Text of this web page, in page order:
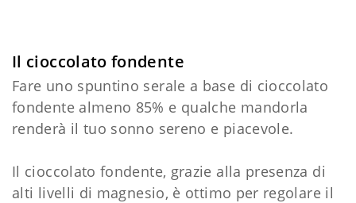
Il cioccolato fondente
Fare uno spuntino serale a base di cioccolato
fondente almeno 85% e qualche mandorla
renderà il tuo sonno sereno e piacevole.
Il cioccolato fondente, grazie alla presenza di
alti livelli di magnesio, è ottimo per regolare il